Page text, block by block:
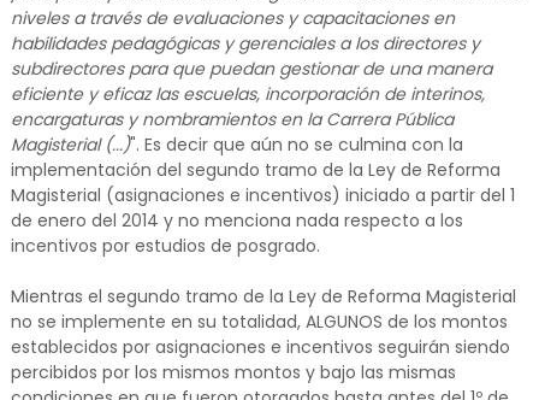
niveles a través de evaluaciones y capacitaciones en
habilidades pedagógicas y gerenciales a los directores y
subdirectores para que puedan gestionar de una manera
eficiente y eficaz las escuelas, incorporación de interinos,
encargaturas y nombramientos en la Carrera Pública
Magisterial (...)". Es decir que aún no se culmina con la
implementación del segundo tramo de la Ley de Reforma
Magisterial (asignaciones e incentivos) iniciado a partir del 1
de enero del 2014 y no menciona nada respecto a los
incentivos por estudios de posgrado.
Mientras el segundo tramo de la Ley de Reforma Magisterial
no se implemente en su totalidad, ALGUNOS de los montos
establecidos por asignaciones e incentivos seguirán siendo
percibidos por los mismos montos y bajo las mismas